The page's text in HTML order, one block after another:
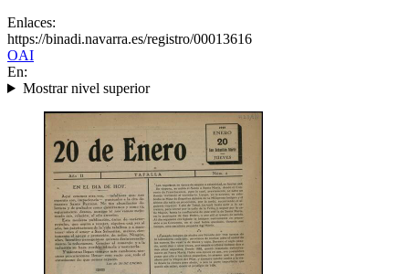
Enlaces:
https://binadi.navarra.es/registro/00013616
OAI
En:
Mostrar nivel superior